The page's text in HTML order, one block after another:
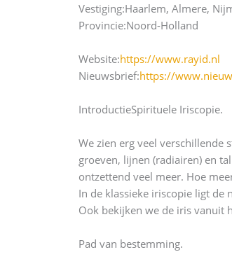
Vestiging:Haarlem, Almere,
Provincie:Noord-Holland
Website:https://www.rayid.nl
Nieuwsbrief:https://
IntroductieSpirituele Iriscopie.
We zien erg veel verschillende
groeven, lijnen (radiairen) en
ontzettend veel meer. Hoe
In de klassieke iriscopie ligt
Ook bekijken we de iris vanuit
Pad van bestemming.